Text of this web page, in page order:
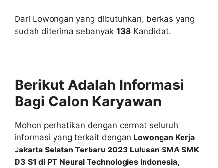
Dari Lowongan yang dibutuhkan, berkas yang
sudah diterima sebanyak 138 Kandidat.
Berikut Adalah Informasi
Bagi Calon Karyawan
Mohon perhatikan dengan cermat seluruh
informasi yang terkait dengan Lowongan Kerja
Jakarta Selatan Terbaru 2023 Lulusan SMA SMK
D3 S1 di PT Neural Technologies Indonesia,